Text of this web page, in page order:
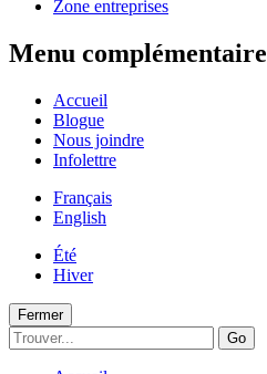
Zone entreprises
Menu complémentaire
Accueil
Blogue
Nous joindre
Infolettre
Français
English
Été
Hiver
Fermer
Go